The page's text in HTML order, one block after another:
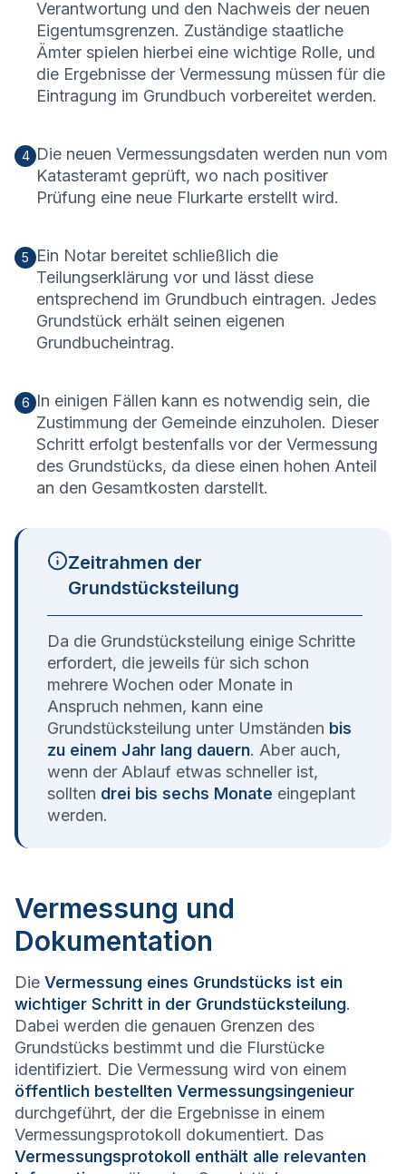
Verantwortung und den Nachweis der neuen
Eigentumsgrenzen. Zuständige staatliche
Ämter spielen hierbei eine wichtige Rolle, und
die Ergebnisse der Vermessung müssen für die
Eintragung im Grundbuch vorbereitet werden.
4 Die neuen Vermessungsdaten werden nun vom
Katasteramt geprüft, wo nach positiver
Prüfung eine neue Flurkarte erstellt wird.
5
Ein Notar bereitet schließlich die
Teilungserklärung vor und lässt diese
entsprechend im Grundbuch eintragen. Jedes
Grundstück erhält seinen eigenen
Grundbucheintrag.
6 In einigen Fällen kann es notwendig sein, die
Zustimmung der Gemeinde einzuholen. Dieser
Schritt erfolgt bestenfalls vor der Vermessung
des Grundstücks, da diese einen hohen Anteil
an den Gesamtkosten darstellt.
Zeitrahmen der
Grundstücksteilung
Da die Grundstücksteilung einige Schritte
erfordert, die jeweils für sich schon
mehrere Wochen oder Monate in
Anspruch nehmen, kann eine
Grundstücksteilung unter Umständen bis
zu einem Jahr lang dauern. Aber auch,
wenn der Ablauf etwas schneller ist,
sollten drei bis sechs Monate eingeplant
werden.
Vermessung und
Dokumentation
Die Vermessung eines Grundstücks ist ein
wichtiger Schritt in der Grundstücksteilung.
Dabei werden die genauen Grenzen des
Grundstücks bestimmt und die Flurstücke
identifiziert. Die Vermessung wird von einem
öffentlich bestellten Vermessungsingenieur
durchgeführt, der die Ergebnisse in einem
Vermessungsprotokoll dokumentiert. Das
Vermessungsprotokoll enthält alle relevanten